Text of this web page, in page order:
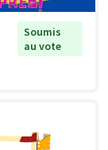
Soumis
au vote